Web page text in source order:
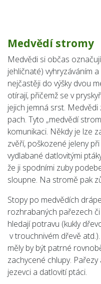
Medvědí stromy
Medvědi si občas
jehličnaté) vyhryzáváním
nejčastěji do výšky dvou
otírají, přičemž se v
jejich jemná srst.
pach. Tyto „medvědí
komunikaci. Někdy je lze
zvěří, poškozené jeleny
vydlabané datlovitými
že ji spodními zuby
sloupne. Na stromě pak
Stopy po medvědích
rozhrabaných pařezech
hledají potravu (kukly
v trouchnivém dřevě
měly by být patrné
zachycené chlupy.
jezevci a datlovití ptáci.